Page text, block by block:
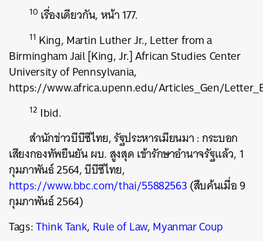
10 เรื่องเดียวกัน, หน้า 177.
11 King, Martin Luther Jr., Letter from a
Birmingham Jail [King, Jr.] African Studies Center
University of Pennsylvania,
https://www.africa.upenn.edu/Articles_Gen/
12 Ibid.
สำนักข่าวบีบีซีไทย, รัฐประหารเมียนมา : กระบอก
เสียงกองทัพยืนยัน ผบ. สูงสุด เข้ารักษาอำนาจรัฐแล้ว, 1
กุมภาพันธ์ 2564, บีบีซีไทย,
https://www.bbc.com/thai/55882563(สืบค้นเมื่อ9
กุมภาพันธ์ 2564)
Tags:Think Tank, Rule of Law,Myanmar Coup
SHARE TWEET LINE